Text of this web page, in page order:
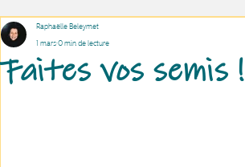
Faites vos semis !
Raphaëlle Beleymet
1 mars0 min de lecture